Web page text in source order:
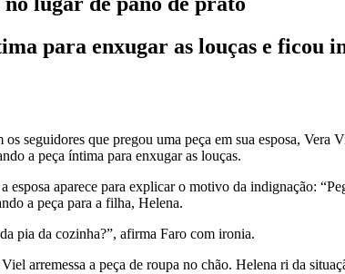
para enxugar as louças e ficou
seguidores que pregou uma peça em sua esposa,
a peça íntima para enxugar as louças.
aparece para explicar o motivo da indignação:
a peça para a filha, Helena.
pia da cozinha?”, afirma Faro com ironia.
arremessa a peça de roupa no chão. Helena ri da